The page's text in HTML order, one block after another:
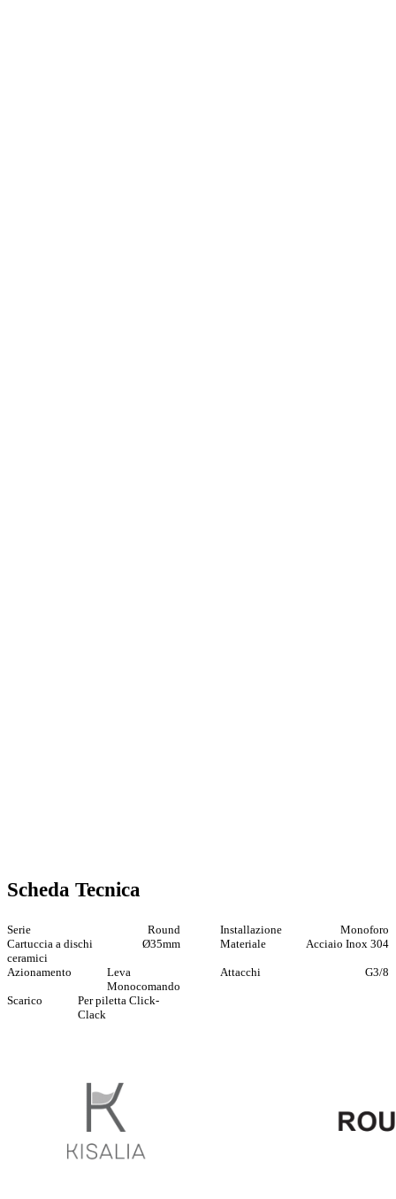
Scheda Tecnica
Serie Round Installazione
Monoforo
Cartuccia a dischi
ceramici
Ø35mm Materiale Acciaio Inox 304
Azionamento
Leva
Monocomando
Attacchi G3/8
Scarico
Per piletta Click-
Clack